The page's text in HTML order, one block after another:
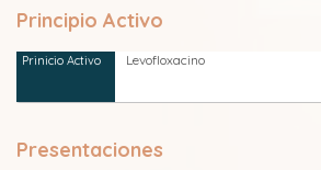
Principio Activo
Levofloxacino
Presentaciones